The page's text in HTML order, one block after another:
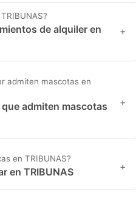
de alquiler en
+
admiten mascotas en
admiten mascotas
+
en TRIBUNAS?
en TRIBUNAS +